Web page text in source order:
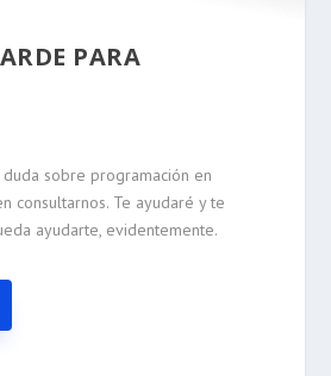
PARA
sobre programación en
consultarnos. Te ayudaré y te
ayudarte, evidentemente.